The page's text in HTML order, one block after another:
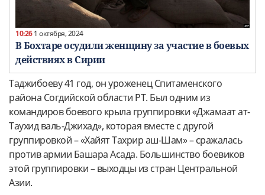
10:261 октября, 2024
В Бохтаре осудили женщину за участие в боевых
действиях в Сирии
Таджибоеву 41 год, он уроженец Спитаменского
района Согдийской области РТ. Был одним из
командиров боевого крыла группировки «Джамаат ат-
Таухид валь-Джихад», которая вместе с другой
группировкой – «Хайят Тахрир аш-Шам» – сражалась
против армии Башара Асада. Большинство боевиков
этой группировки – выходцы из стран Центральной
Азии.